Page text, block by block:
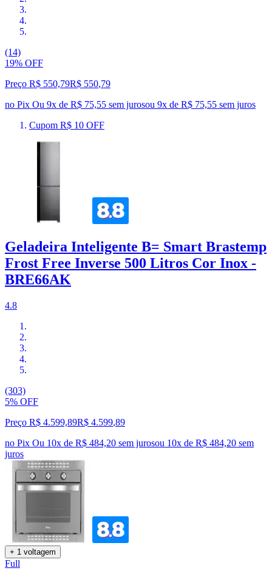
(14)
19% OFF
Preço R$ 550,79R$ 550,79
no Pix Ou 9x de R$ 75,55 sem jurosou 9x de R$ 75,55 sem juros
Cupom R$ 10 OFF
Geladeira Inteligente B= Smart Brastemp
Frost Free Inverse 500 Litros Cor Inox -
BRE66AK
4.8
(303)
5% OFF
Preço R$ 4.599,89R$ 4.599,89
no Pix Ou 10x de R$ 484,20 sem jurosou 10x de R$ 484,20 sem
juros
+ 1 voltagem
Full